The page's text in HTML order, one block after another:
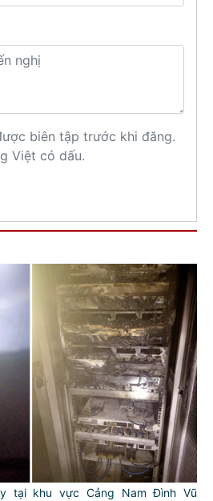
biên tập trước khi đăng.
Việt có dấu.
tại khu vực Cảng Nam Đình Vũ